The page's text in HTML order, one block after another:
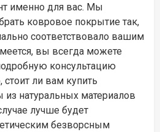
именно для вас. Мы
ковровое покрытие так,
соответствовало вашим
вы всегда можете
консультацию
стоит ли вам купить
из натуральных материалов
лучше будет
безворсным